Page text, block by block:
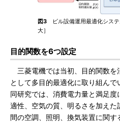
図3 ビル設備運用最適化シス
大］
目的関数を6つ設定
三菱電機では当初、目的関数を
として多目的最適化に取り組ん
同研究では、消費電力量と満足
適性、空気の質、明るさを加え
間の空調、照明、換気装置に関